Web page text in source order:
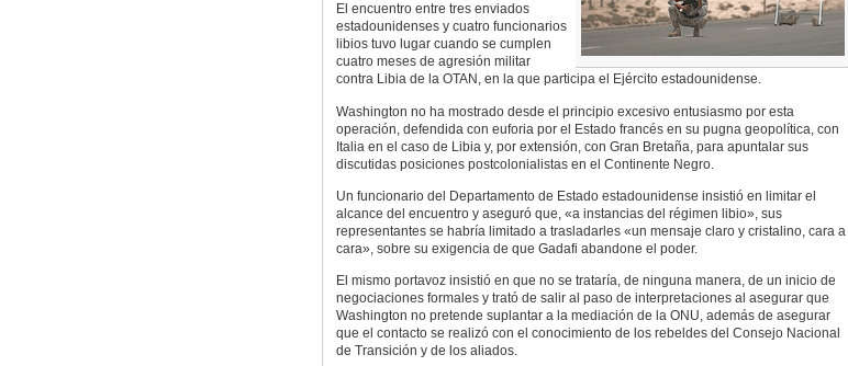
El encuentro entre tres enviados
estadounidenses y cuatro funcionarios
libios tuvo lugar cuando se cumplen
cuatro meses de agresión militar
contra Libia de la OTAN, en la que participa el Ejército estadounidense.
Washington no ha mostrado desde el principio excesivo entusiasmo por esta
operación, defendida con euforia por el Estado francés en su pugna geopolítica, con
Italia en el caso de Libia y, por extensión, con Gran Bretaña, para apuntalar sus
discutidas posiciones postcolonialistas en el Continente Negro.
Un funcionario del Departamento de Estado estadounidense insistió en limitar el
alcance del encuentro y aseguró que, «a instancias del régimen libio», sus
representantes se habría limitado a trasladarles «un mensaje claro y cristalino, cara a
cara», sobre su exigencia de que Gadafi abandone el poder.
El mismo portavoz insistió en que no se trataría, de ninguna manera, de un inicio de
negociaciones formales y trató de salir al paso de interpretaciones al asegurar que
Washington no pretende suplantar a la mediación de la ONU, además de asegurar
que el contacto se realizó con el conocimiento de los rebeldes del Consejo Nacional
de Transición y de los aliados.